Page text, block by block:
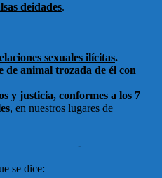
deidades.
sexuales ilícitas.
de animal trozada de él con
y justicia, conformes a los 7
, en nuestros lugares de
se dice: